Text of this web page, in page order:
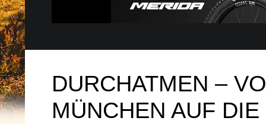
DURCHATMEN –
MÜNCHEN AUF DIE